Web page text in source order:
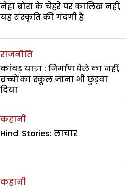
नेहा बोरा के चेहरे पर कालिख नहीं,
यह संस्कृति की गंदगी है
राजनीति
कांवड़ यात्रा : निर्माण धेले का नहीं,
बच्चों का स्कूल जाना भी छुड़वा
दिया
कहानी
Hindi Stories: लाचार
कहानी